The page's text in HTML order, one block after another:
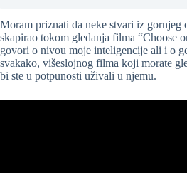
Moram priznati da neke stvari iz gornjeg
skapirao tokom gledanja filma “Choose
govori o nivou moje inteligencije ali i o
svakako, višeslojnog filma koji morate
bi ste u potpunosti uživali u njemu.